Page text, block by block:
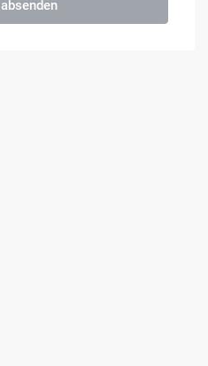
absenden